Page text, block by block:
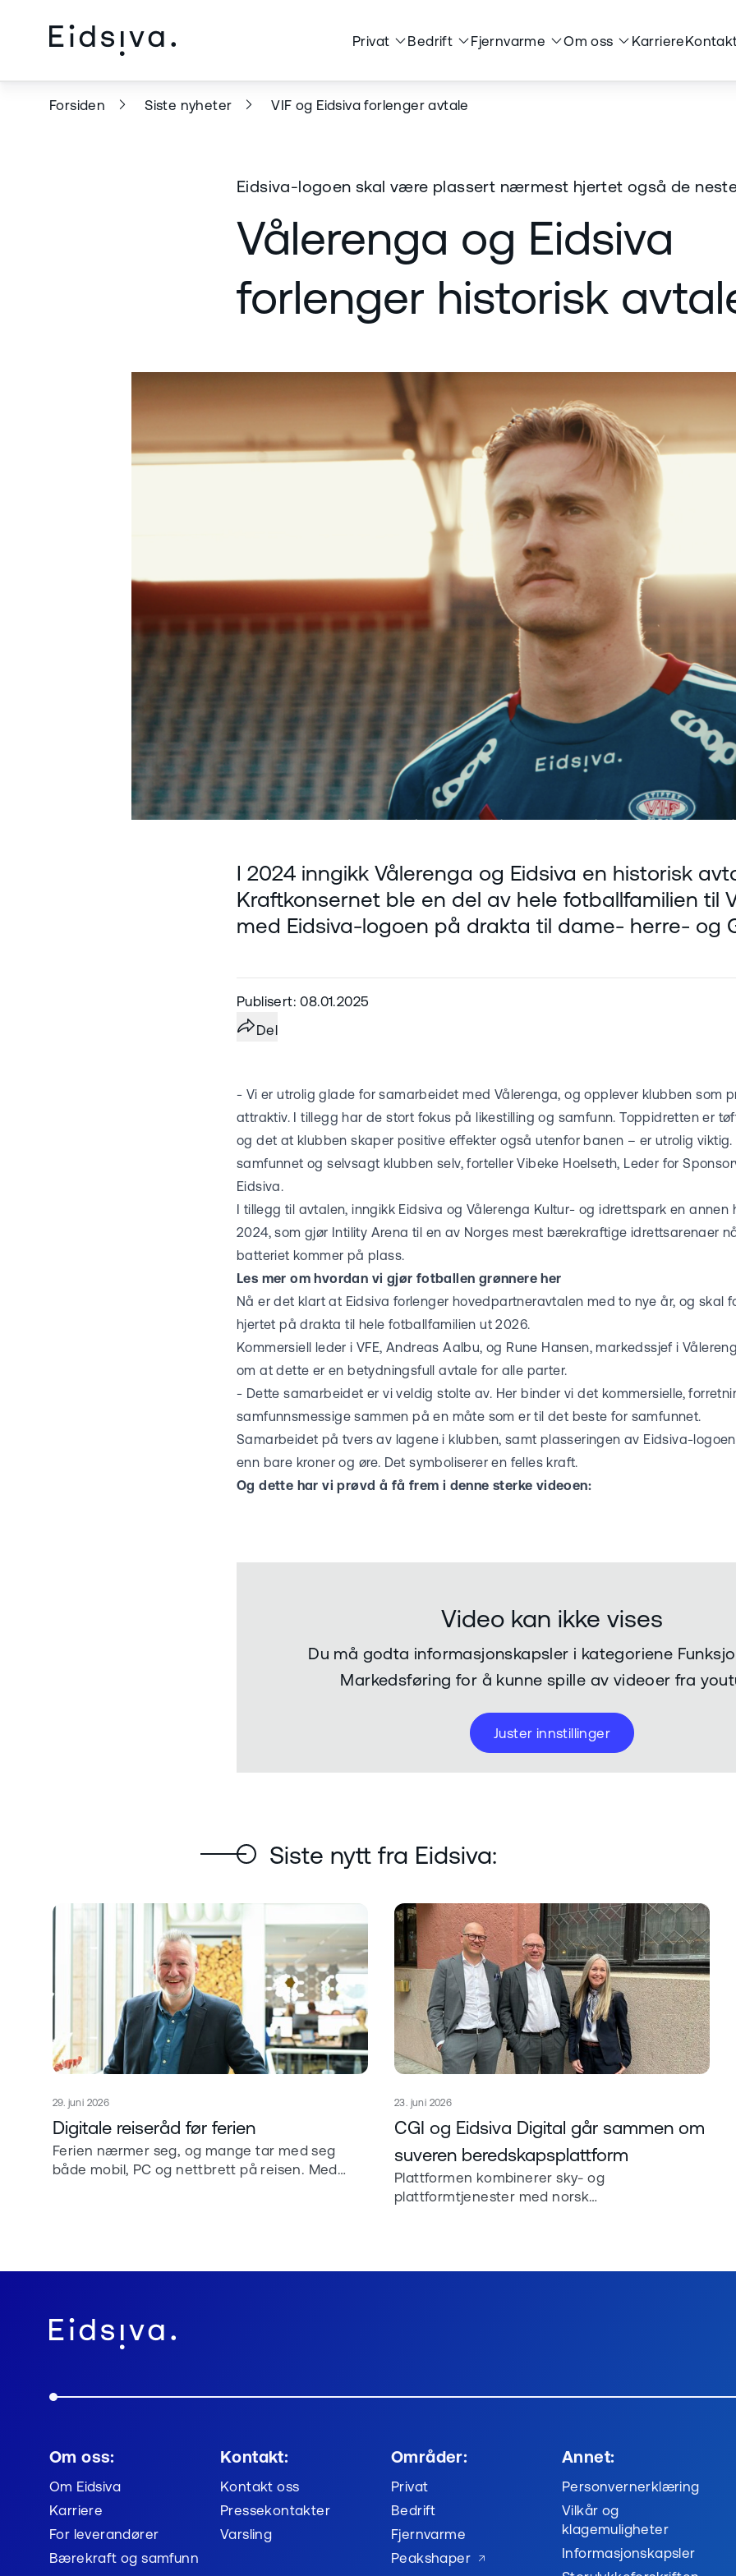
Privat Bedrift Fjernvarme Om oss Karriere
Forsiden Siste nyheter VIF og Eidsiva forlenger avtale
Eidsiva-logoen skal være plassert nærmest hjertet også de
Vålerenga og Eidsiva
forlenger historisk
I 2024 inngikk Vålerenga og Eidsiva en historisk
Kraftkonsernet ble en del av hele fotballfamilien til
med Eidsiva-logoen på drakta til dame- herre- og
Publisert: 08.01.2025
Del
- Vi er utrolig glade for samarbeidet med Vålerenga, og opplever klubben som
attraktiv. I tillegg har de stort fokus på likestilling og samfunn. Toppidretten er
og det at klubben skaper positive effekter også utenfor banen – er utrolig viktig.
samfunnet og selvsagt klubben selv, forteller Vibeke Hoelseth, Leder for
Eidsiva.
I tillegg til avtalen, inngikk Eidsiva og Vålerenga Kultur- og idrettspark en annen
2024, som gjør Intility Arena til en av Norges mest bærekraftige idrettsarenaer
batteriet kommer på plass.
Les mer om hvordan vi gjør fotballen grønnere her
Nå er det klart at Eidsiva forlenger hovedpartneravtalen med to nye år, og
hjertet på drakta til hele fotballfamilien ut 2026.
Kommersiell leder i VFE, Andreas Aalbu, og Rune Hansen, markedssjef i
om at dette er en betydningsfull avtale for alle parter.
- Dette samarbeidet er vi veldig stolte av. Her binder vi det kommersielle,
samfunnsmessige sammen på en måte som er til det beste for samfunnet.
Samarbeidet på tvers av lagene i klubben, samt plasseringen av Eidsiva-
enn bare kroner og øre. Det symboliserer en felles kraft.
Og dette har vi prøvd å få frem i denne sterke videoen:
Video kan ikke vises
Du må godta informasjonskapsler i kategoriene
Markedsføring for å kunne spille av videoer fra
Juster innstillinger
Siste nytt fra Eidsiva:
Publisert
29. juni 2026
Les mer om
Digitale reiseråd før ferien
Ferien nærmer seg, og mange tar med seg
både mobil, PC og nettbrett på reisen. Med
Publisert
23. juni 2026
Les mer om
CGI og Eidsiva Digital går sammen om
suveren beredskapsplattform
Plattformen kombinerer sky- og
plattformtjenester med norsk
Om oss:
Om Eidsiva
Karriere
For leverandører
Bærekraft og samfunn
Kontakt:
Kontakt oss
Pressekontakter
Varsling
Områder:
Privat
Bedrift
Fjernvarme
Peakshaper
Annet:
Personvernerklæring
Vilkår og
klagemuligheter
Informasjonskapsler